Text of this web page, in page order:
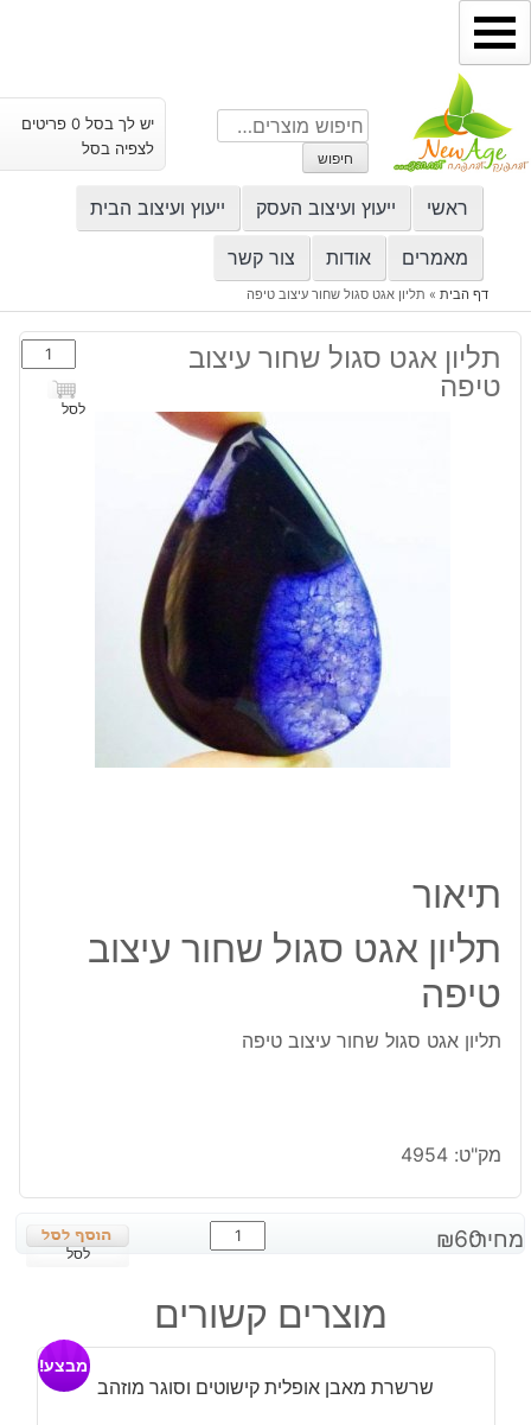
דילוג
לתוכן
חיפוש
עבור:
חיפוש
יש לך בסל 0 פריטים
לצפיה בסל
ראשי ייעוץ ועיצוב העסק ייעוץ ועיצוב הבית
מאמרים אודות צור קשר
דף הבית» תליון אגט סגול שחור עיצוב טיפה
תליון אגט סגול שחור עיצוב
טיפה
כמות
של
תליון
לסל
תיאור
תליון אגט סגול שחור עיצוב
טיפה
תליון אגט סגול שחור עיצוב טיפה
מק"ט: 4954
מחיר: ₪60
כמות
של
אגט
סגול
עיצוב
לסל
מוצרים קשורים
שרשרת מאבן אופלית קישוטים וסוגר מוזהב
מבצע!